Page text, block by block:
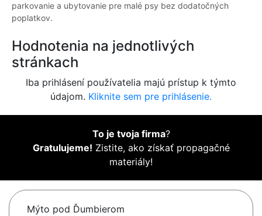
parkovanie a ubytovanie pre malé psy bez dodatočných
poplatkov.
Hodnotenia na jednotlivých
stránkach
Iba prihlásení používatelia majú prístup k týmto
údajom. Kliknite sem pre prihlásenie.
To je tvoja firma?
Gratulujeme! Zistite, ako získať propagačné
materiály!
Mýto pod Ďumbierom